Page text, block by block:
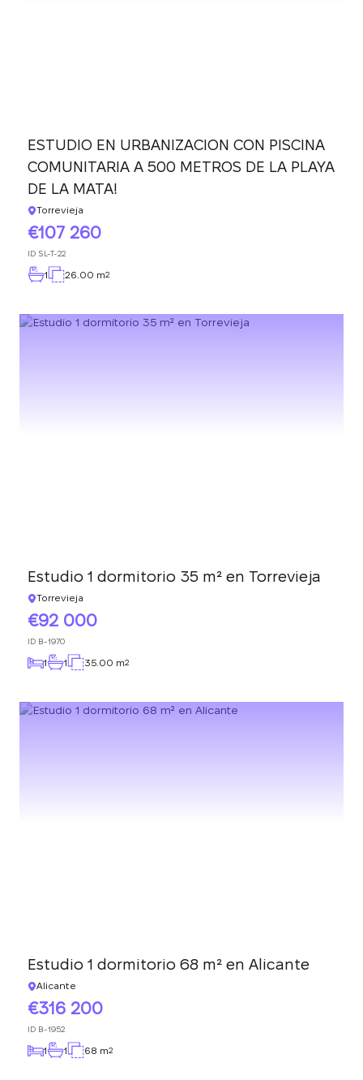
ESTUDIO EN URBANIZACION CON PISCINA
COMUNITARIA A 500 METROS DE LA PLAYA
DE LA MATA!
Torrevieja
107 260
ID SL-T-22
1 26.00 m2
Estudio 1 dormitorio 35 m² en Torrevieja
Torrevieja
92 000
ID B-1970
1 1 35.00 m2
Estudio 1 dormitorio 68 m² en Alicante
Alicante
316 200
ID B-1952
1 1 68 m2